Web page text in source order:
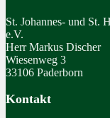
St. Johannes- und St.
e.V.
Herr Markus Discher
Wiesenweg 3
33106 Paderborn
Kontakt